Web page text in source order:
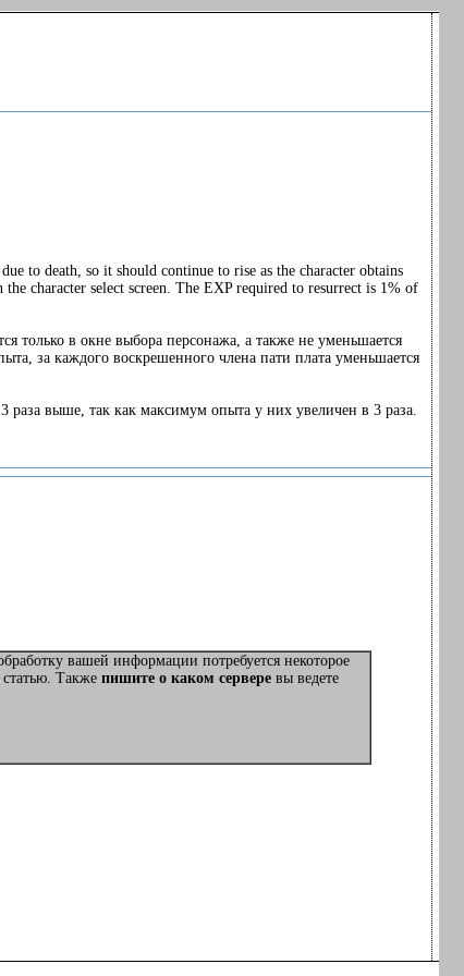
to death, so it should continue to rise as the character obtains
character select screen. The EXP required to resurrect is 1% of
только в окне выбора персонажа, а также не уменьшается
за каждого воскрешенного члена пати плата уменьшается
выше, так как максимум опыта у них увеличен в 3 раза.
вашей информации потребуется некоторое
Также пишите о каком серверевы ведете